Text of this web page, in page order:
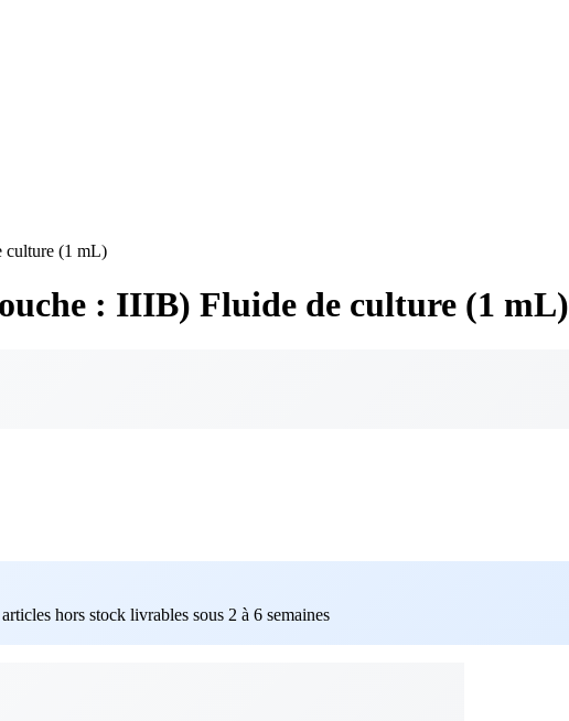
culture (1 mL)
: IIIB) Fluide de culture (1 mL)
hors stock livrables sous 2 à 6 semaines